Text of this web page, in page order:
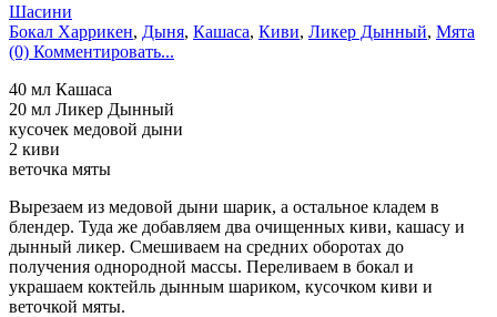
Шасини
Бокал Харрикен, Дыня, Кашаса, Киви, Ликер Дынный, Мята
(0) Комментировать...
40 мл Кашаса
20 мл Ликер Дынный
кусочек медовой дыни
2 киви
веточка мяты
Вырезаем из медовой дыни шарик, а остальное кладем в
блендер. Туда же добавляем два очищенных киви, кашасу и
дынный ликер. Смешиваем на средних оборотах до
получения однородной массы. Переливаем в бокал и
украшаем коктейль дынным шариком, кусочком киви и
веточкой мяты.